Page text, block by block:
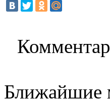
Ближайшие